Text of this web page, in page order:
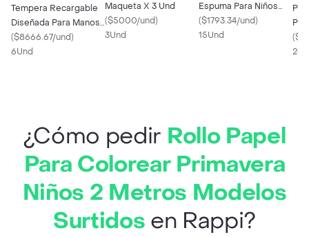
Tempera Recargable
Diseñada Para Manos
Pequeñas X 6 Und
($8666.67/und)
6Und
Maqueta X 3 Und
($5000/und)
3Und
Espuma Para Niños
X15und
($1793.34/und)
15Und
(
¿Cómo pedir Rollo Papel
Para Colorear Primavera
Niños 2 Metros Modelos
Surtidos en Rappi?